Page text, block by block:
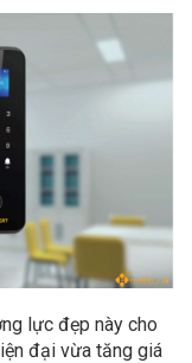
lực đẹp này cho
đại vừa tăng giá